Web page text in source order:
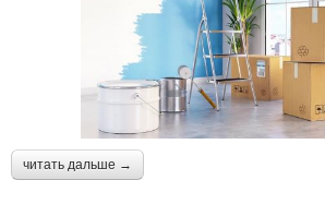
читать дальше →